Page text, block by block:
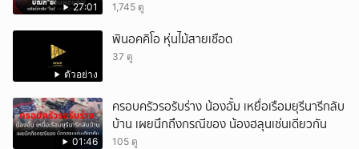
27:01 1,745 ดู
ตัวอย่าง
พินอคคิโอ หุ่นไม้สายเชือด
37 ดู
01:46
ครอบครัวรอรับร่าง น้องอั้ม เหยื่อเรือมยุรีนารีกลับ
บ้าน เผยนึกถึงกรณีของ น้องฮลุนเช่นเดียวกัน
105 ดู